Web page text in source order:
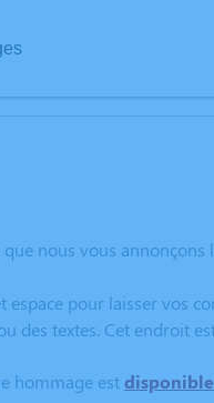
que nous vous
pour laisser vos
des textes. Cet endroit
hommage est